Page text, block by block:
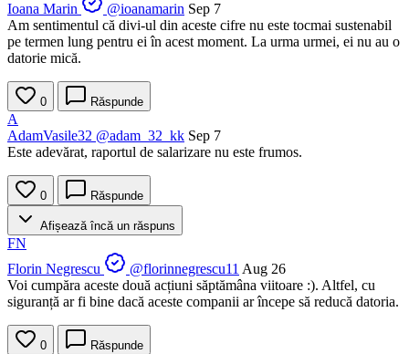
Ioana Marin
@ioanamarin Sep 7
Am sentimentul că divi-ul din aceste cifre nu este tocmai sustenabil
pe termen lung pentru ei în acest moment. La urma urmei, ei nu au o
datorie mică.
0 Răspunde
A
AdamVasile32 @adam_32_kk Sep 7
Este adevărat, raportul de salarizare nu este frumos.
0 Răspunde
Afișează încă un răspuns
FN
Florin Negrescu
@florinnegrescu11 Aug 26
Voi cumpăra aceste două acțiuni săptămâna viitoare :). Altfel, cu
siguranță ar fi bine dacă aceste companii ar începe să reducă datoria.
0 Răspunde